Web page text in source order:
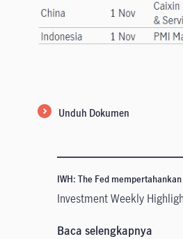
Unduh Dokumen
IWH: The Fed
Investment Weekly
Baca selengkapnya